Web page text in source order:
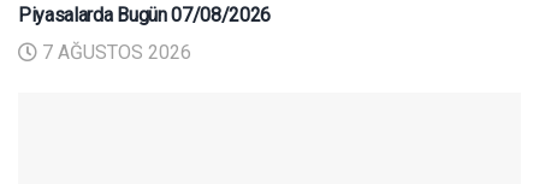
Piyasalarda Bugün 07/08/2026
7 AĞUSTOS 2026